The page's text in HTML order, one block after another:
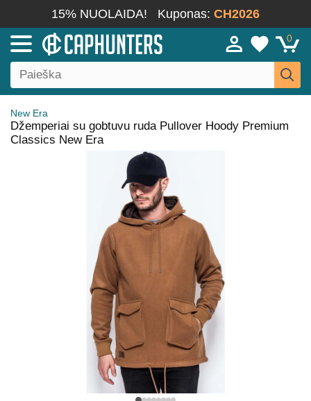
15% NUOLAIDA! Kuponas: CH2026
0
New Era
Džemperiai su gobtuvu ruda Pullover Hoody Premium
Classics New Era